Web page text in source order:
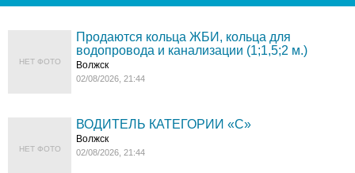
НЕТ ФОТО
Продаются кольца ЖБИ, кольца для
водопровода и канализации (1;1,5;2 м.)
Волжск
02/08/2026, 21:44
НЕТ ФОТО
ВОДИТЕЛЬ КАТЕГОРИИ «C»
Волжск
02/08/2026, 21:44